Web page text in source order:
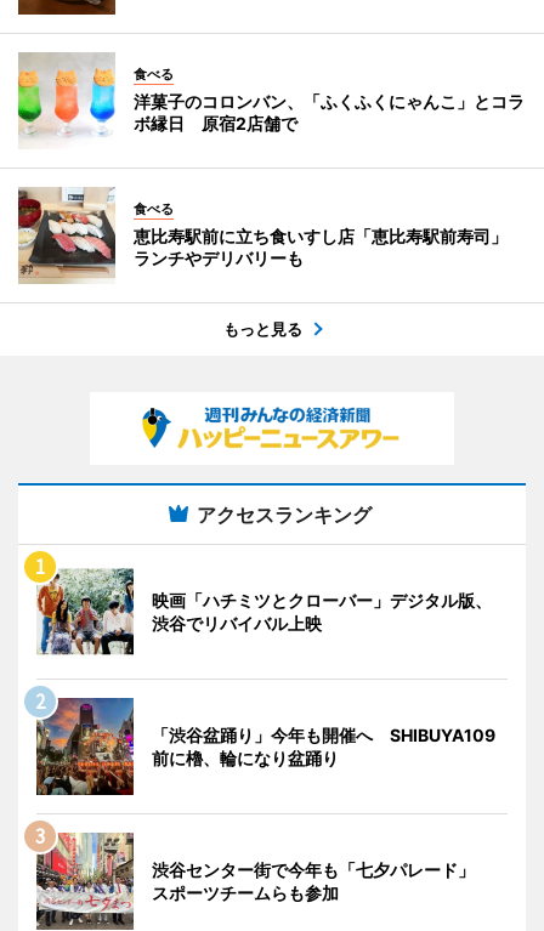
食べる
洋菓子のコロンバン、「ふくふくにゃんこ」とコラ
ボ縁日 原宿2店舗で
食べる
恵比寿駅前に立ち食いすし店「恵比寿駅前寿司」
ランチやデリバリーも
もっと見る
アクセスランキング
映画「ハチミツとクローバー」デジタル版、
渋谷でリバイバル上映
「渋谷盆踊り」今年も開催へ SHIBUYA109
前に櫓、輪になり盆踊り
渋谷センター街で今年も「七夕パレード」
スポーツチームらも参加